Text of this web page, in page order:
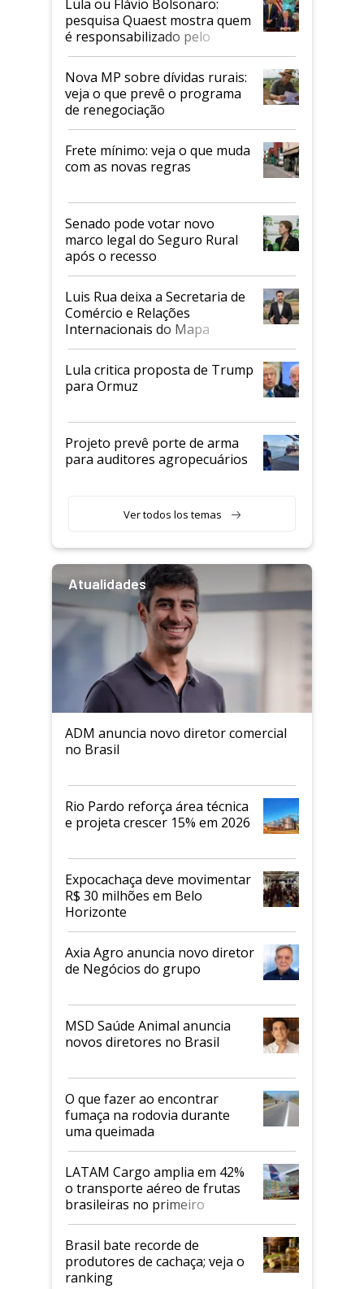
Lula ou Flávio Bolsonaro:
pesquisa Quaest mostra quem
é responsabilizado pelo
tarifaço dos EUA
Nova MP sobre dívidas rurais:
veja o que prevê o programa
de renegociação
Frete mínimo: veja o que muda
com as novas regras
Senado pode votar novo
marco legal do Seguro Rural
após o recesso
Luis Rua deixa a Secretaria de
Comércio e Relações
Internacionais do Mapa
Lula critica proposta de Trump
para Ormuz
Projeto prevê porte de arma
para auditores agropecuários
Ver todos los temas
Atualidades
ADM anuncia novo diretor comercial
no Brasil
Rio Pardo reforça área técnica
e projeta crescer 15% em 2026
Expocachaça deve movimentar
R$ 30 milhões em Belo
Horizonte
Axia Agro anuncia novo diretor
de Negócios do grupo
MSD Saúde Animal anuncia
novos diretores no Brasil
O que fazer ao encontrar
fumaça na rodovia durante
uma queimada
LATAM Cargo amplia em 42%
o transporte aéreo de frutas
brasileiras no primeiro
semestre
Brasil bate recorde de
produtores de cachaça; veja o
ranking